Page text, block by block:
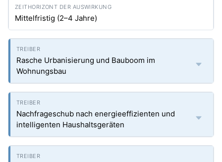
Mittelfristig (2–4 Jahre)
Rasche Urbanisierung und Bauboom im
Wohnungsbau
Nachfrageschub nach energieeffizienten und
intelligenten Haushaltsgeräten